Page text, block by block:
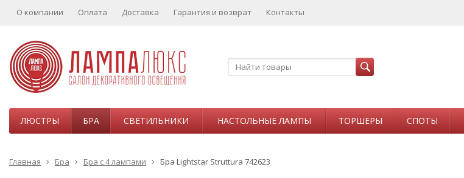
О компании Оплата Доставка Гарантия и возврат Контакты
ЛЮСТРЫ БРА СВЕТИЛЬНИКИ НАСТОЛЬНЫЕ ЛАМПЫ ТОРШЕРЫ СПОТЫ
Главная Бра Бра с 4 лампами Бра Lightstar Struttura 742623